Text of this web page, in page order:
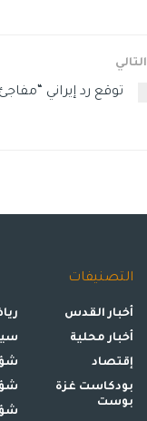
التالي
توقع رد إيراني
التصنيفات
أخبار القدس
أخبار محلية
إقتصاد
بودكاست غزة
بوست